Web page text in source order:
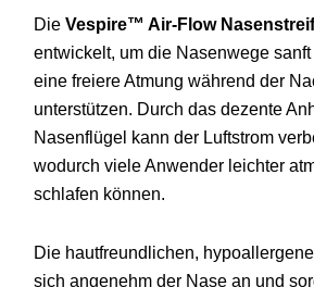
Die Vespire™ Air-Flow
entwickelt, um die Nasenwege sanft
eine freiereAtmung während der
unterstützen. Durch das dezente
Nasenflügel kann der Luftstrom
wodurch vieleAnwender leichter
schlafen können.
Die hautfreundlichen,
sich angenehm der Nase an und